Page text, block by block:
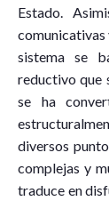
Estado.
comunicativas
sistema se
reductivo que
se ha
diversos
complejas y
traduce en